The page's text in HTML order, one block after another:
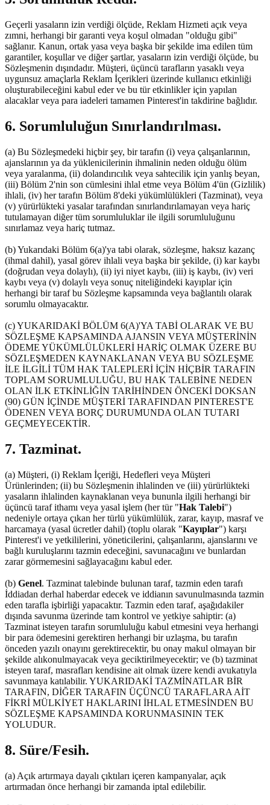
Geçerli yasaların izin verdiği ölçüde, Reklam Hizmeti açık veya
zımni, herhangi bir garanti veya koşul olmadan "olduğu gibi"
sağlanır. Kanun, ortak yasa veya başka bir şekilde ima edilen tüm
garantiler, koşullar ve diğer şartlar, yasaların izin verdiği ölçüde, bu
Sözleşmenin dışındadır. Müşteri, üçüncü tarafların yasaklı veya
uygunsuz amaçlarla Reklam İçerikleri üzerinde kullanıcı etkinliği
oluşturabileceğini kabul eder ve bu tür etkinlikler için yapılan
alacaklar veya para iadeleri tamamen Pinterest'in takdirine bağlıdır.
6. Sorumluluğun Sınırlandırılması.
(a) Bu Sözleşmedeki hiçbir şey, bir tarafın (i) veya çalışanlarının,
ajanslarının ya da yüklenicilerinin ihmalinin neden olduğu ölüm
veya yaralanma, (ii) dolandırıcılık veya sahtecilik için yanlış beyan,
(iii) Bölüm 2'nin son cümlesini ihlal etme veya Bölüm 4'ün (Gizlilik)
ihlali, (iv) her tarafın Bölüm 8'deki yükümlülükleri (Tazminat), veya
(v) yürürlükteki yasalar tarafından sınırlandırılamayan veya hariç
tutulamayan diğer tüm sorumluluklar ile ilgili sorumluluğunu
sınırlamaz veya hariç tutmaz.
(b) Yukarıdaki Bölüm 6(a)'ya tabi olarak, sözleşme, haksız kazanç
(ihmal dahil), yasal görev ihlali veya başka bir şekilde, (i) kar kaybı
(doğrudan veya dolaylı), (ii) iyi niyet kaybı, (iii) iş kaybı, (iv) veri
kaybı veya (v) dolaylı veya sonuç niteliğindeki kayıplar için
herhangi bir taraf bu Sözleşme kapsamında veya bağlantılı olarak
sorumlu olmayacaktır.
(c) YUKARIDAKİ BÖLÜM 6(A)'YA TABİ OLARAK VE BU
SÖZLEŞME KAPSAMINDA AJANSIN VEYA MÜŞTERİNİN
ÖDEME YÜKÜMLÜLÜKLERİ HARİÇ OLMAK ÜZERE BU
SÖZLEŞMEDEN KAYNAKLANAN VEYA BU SÖZLEŞME
İLE İLGİLİ TÜM HAK TALEPLERİ İÇİN HİÇBİR TARAFIN
TOPLAM SORUMLULUĞU, BU HAK TALEBİNE NEDEN
OLAN İLK ETKİNLİĞİN TARİHİNDEN ÖNCEKİ DOKSAN
(90) GÜN İÇİNDE MÜŞTERİ TARAFINDAN PINTEREST'E
ÖDENEN VEYA BORÇ DURUMUNDA OLAN TUTARI
GEÇMEYECEKTİR.
7. Tazminat.
(a) Müşteri, (i) Reklam İçeriği, Hedefleri veya Müşteri
Ürünlerinden; (ii) bu Sözleşmenin ihlalinden ve (iii) yürürlükteki
yasaların ihlalinden kaynaklanan veya bununla ilgili herhangi bir
üçüncü taraf ithamı veya yasal işlem (her tür "Hak Talebi")
nedeniyle ortaya çıkan her türlü yükümlülük, zarar, kayıp, masraf ve
harcamaya (yasal ücretler dahil) (toplu olarak "Kayıplar") karşı
Pinterest'i ve yetkililerini, yöneticilerini, çalışanlarını, ajanslarını ve
bağlı kuruluşlarını tazmin edeceğini, savunacağını ve bunlardan
zarar görmemesini sağlayacağını kabul eder.
(b) Genel. Tazminat talebinde bulunan taraf, tazmin eden tarafı
İddiadan derhal haberdar edecek ve iddianın savunulmasında tazmin
eden tarafla işbirliği yapacaktır. Tazmin eden taraf, aşağıdakiler
dışında savunma üzerinde tam kontrol ve yetkiye sahiptir: (a)
Tazminat isteyen tarafın sorumluluğu kabul etmesini veya herhangi
bir para ödemesini gerektiren herhangi bir uzlaşma, bu tarafın
önceden yazılı onayını gerektirecektir, bu onay makul olmayan bir
şekilde alıkonulmayacak veya geciktirilmeyecektir; ve (b) tazminat
isteyen taraf, masrafları kendisine ait olmak üzere kendi avukatıyla
savunmaya katılabilir. YUKARIDAKİ TAZMİNATLAR BİR
TARAFIN, DİĞER TARAFIN ÜÇÜNCÜ TARAFLARA AİT
FİKRİ MÜLKİYET HAKLARINI İHLAL ETMESİNDEN BU
SÖZLEŞME KAPSAMINDA KORUNMASININ TEK
YOLUDUR.
8. Süre/Fesih.
(a) Açık artırmaya dayalı çıktıları içeren kampanyalar, açık
artırmadan önce herhangi bir zamanda iptal edilebilir.